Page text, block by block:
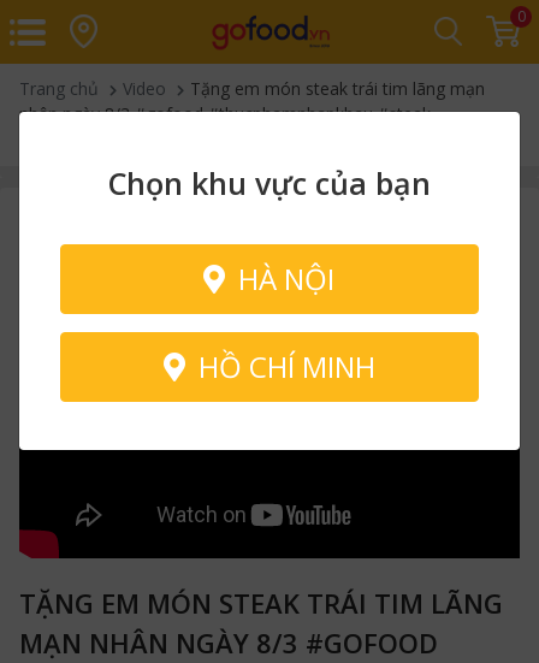
0
Trang chủ Video
Tặng em món steak trái tim lãng mạn
nhân ngày 8/3 #gofood #thucphamnhapkhau #steak
TẶNG EM MÓN STEAK TRÁI TIM LÃNG
MẠN NHÂN NGÀY 8/3 #GOFOOD
Chọn khu vực của bạn
HÀ NỘI
HỒ CHÍ MINH